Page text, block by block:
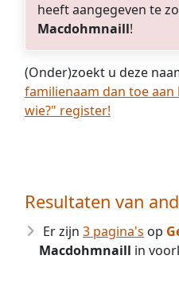
heeft aangegeven te
Macdohmnaill!
(Onder)zoekt u deze
familienaam dan toe
wie?" register!
Resultaten van
Er zijn 3 pagina's op
Macdohmnaill in